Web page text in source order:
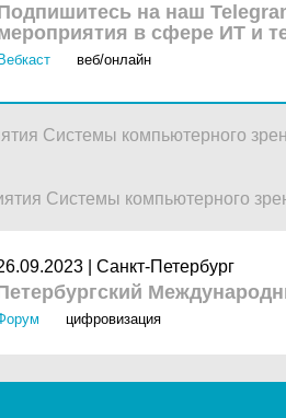
на наш
в сфере ИТ и
Вебкаст веб/онлайн
Системы компьютерного
Системы компьютерного
| Санкт-Петербург
цифровизация